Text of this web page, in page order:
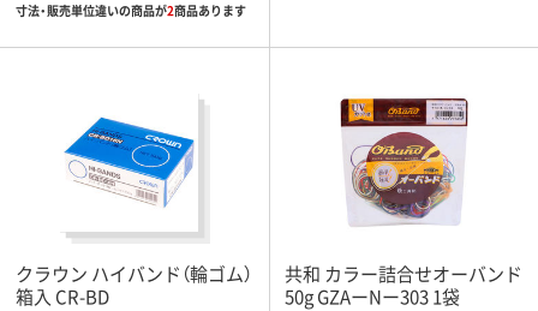
寸法・販売単位違いの商品が2商品あります
クラウン ハイバンド（輪ゴム）
箱入 CR-BD
共和 カラー詰合せオーバンド
50g GZAーNー303 1袋